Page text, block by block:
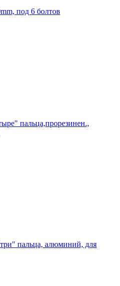
под 6 болтов
пальца,прорезинен.,
пальца, алюминий, для